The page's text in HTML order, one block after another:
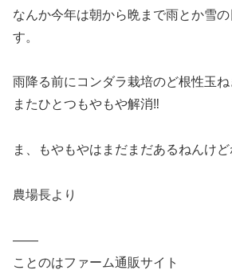
なんか今年は朝から晩まで雨とか雪
す。
雨降る前にコンダラ栽培のど根性玉
またひとつもやもや解消‼️
ま、もやもやはまだまだあるねんけど
農場長より
——
ことのはファーム通販サイト